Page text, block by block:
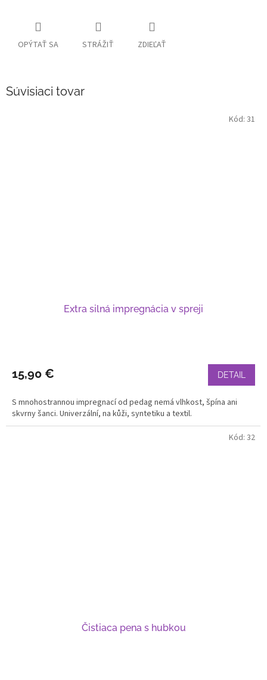
OPÝTAŤ SA STRÁŽIŤ ZDIEĽAŤ
Súvisiaci tovar
Extra silná impregnácia v spreji
15,90 € DETAIL
S mnohostrannou impregnací od pedag nemá vlhkost, špína ani
skvrny šanci. Univerzální, na kůži, syntetiku a textil.
Kód: 31
Čistiaca pena s hubkou
Kód: 32